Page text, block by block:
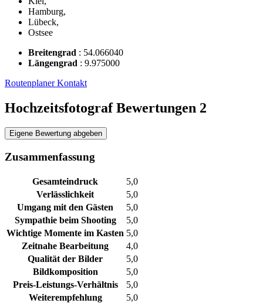
Hamburg,
Lübeck,
Ostsee
Breitengrad : 54.066040
Längengrad : 9.975000
RoutenplanerKontakt
Hochzeitsfotograf Bewertungen 2
Eigene Bewertung abgeben
Zusammenfassung
Gesamteindruck
5,0
Verlässlichkeit
5,0
Umgang mit den Gästen
5,0
Sympathie beim Shooting
5,0
Wichtige Momente im Kasten 5,0
Zeitnahe Bearbeitung
4,0
Qualität der Bilder
5,0
Bildkomposition
5,0
Preis-Leistungs-Verhältnis
5,0
Weiterempfehlung
5,0